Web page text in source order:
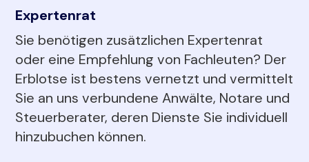
Expertenrat
Sie benötigen zusätzlichen Expertenrat
oder eine Empfehlung von Fachleuten? Der
Erblotse ist bestens vernetzt und vermittelt
Sie an uns verbundene Anwälte, Notare und
Steuerberater, deren Dienste Sie individuell
hinzubuchen können.